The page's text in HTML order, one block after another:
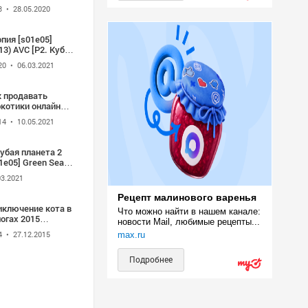
Picko in
Хореография
Ажман.
narodno
Opera in
Ljubljana.
- Slovenščina
• 28.05.2020
[s01e05]
AVC [P2. Кубик
1.14 mkv
• 06.03.2021
продавать
онлайн
[s01e05]
720p
mkv
• 10.05.2021
планета 2
Green Seas
720p [D, L, L1]
mkv
кота в
2015
• 27.12.2015
Рецепт малинового варенья
Что можно найти в нашем канале:
новости Mail, любимые рецепты...
max.ru
Подробнее